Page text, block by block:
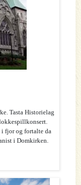
Tasta Historielag
i fjor og fortalte da
i Domkirken.